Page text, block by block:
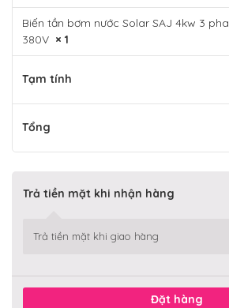
Biến tần bơm nước Solar SAJ 4kw 3 pha
380V × 1
Tạm tính
Tổng
Trả tiền mặt khi nhận hàng
Trả tiền mặt khi giao hàng
Đặt hàng